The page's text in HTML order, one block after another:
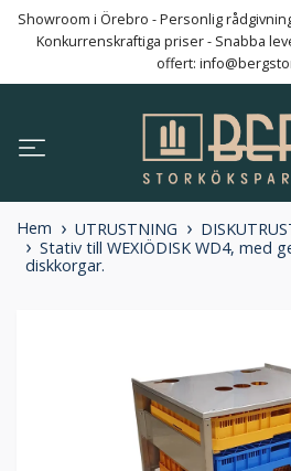
Showroom i Örebro - Personlig
Konkurrenskraftiga priser - Snabba
offert:
Hem UTRUSTNING
Stativ till WEXIÖDISK WD4, med
diskkorgar.